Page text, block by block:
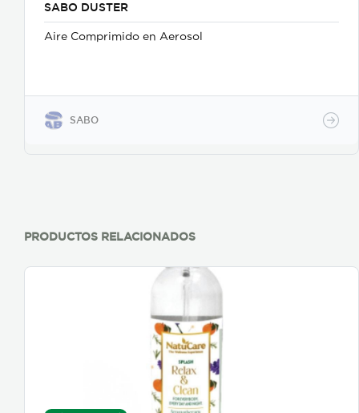
SABO DUSTER
Aire Comprimido en Aerosol
SABO
PRODUCTOS RELACIONADOS